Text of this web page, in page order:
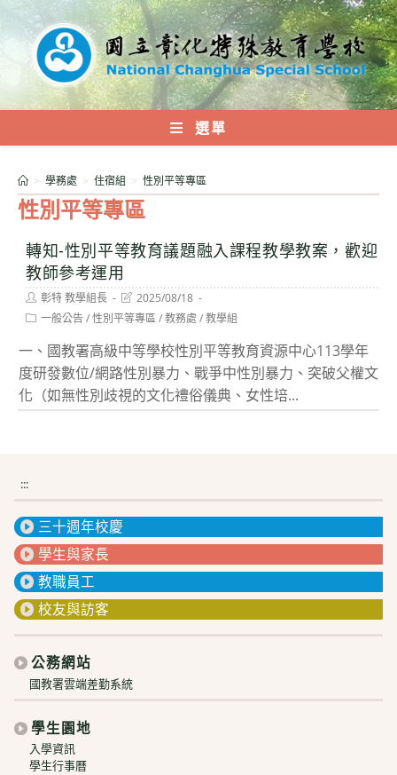
內
選單
性別平等專區
> 學務處 > 住宿組 > 性別平等專區
轉知-性別平等教育議題融入課程教學教案，歡迎
教師參考運用
Post
author:
彰特 教學組長
Post
last
modified:
2025/08/18
Post一般公告/性別平等專區/教務處 /教學組
一、國教署高級中等學校性別平等教育資源中心113學年
度研發數位/網路性別暴力、戰爭中性別暴力、突破父權文
化（如無性別歧視的文化禮俗儀典、女性培...
:::
三十週年校慶
學生與家長
教職員工
校友與訪客
公務網站
國教署雲端差勤系統
學生園地
入學資訊
學生行事曆